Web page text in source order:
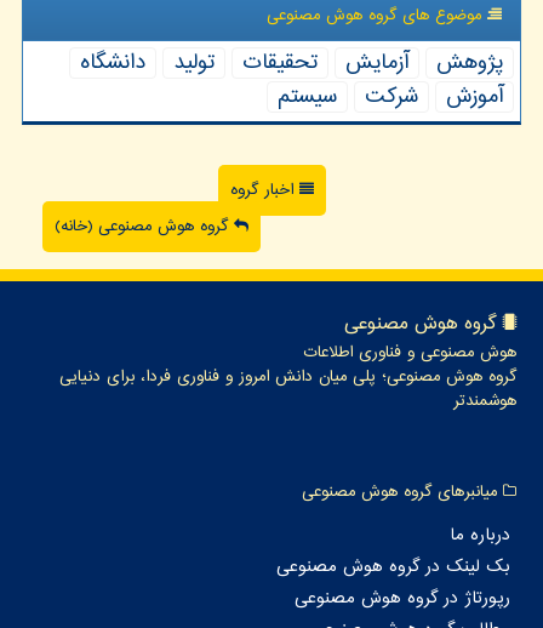
موضوع های گروه هوش مصنوعی
پژوهش آزمایش تحقیقات تولید
دانشگاه
آموزش
شركت سیستم
اخبار گروه
گروه هوش مصنوعی (خانه)
گروه هوش مصنوعی
هوش مصنوعی و فناوری اطلاعات
گروه هوش مصنوعی؛ پلی میان دانش امروز و فناوری فردا، برای دنیایی
هوشمندتر
میانبرهای گروه هوش مصنوعی
درباره ما
بک لینک در گروه هوش مصنوعی
رپورتاژ در گروه هوش مصنوعی